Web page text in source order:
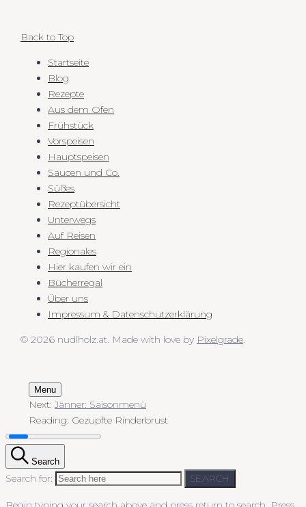
Back to Top
Startseite
Blog
Rezepte
Aus dem Ofen
Frühstück
Vorspeisen
Hauptspeisen
Saucen und Co.
Süßes
Rezeptübersicht
Unterwegs
Auf Reisen
Regionales
Hier kaufen wir ein
Bücherregal
Über uns
Impressum & Datenschutzerklärung
© 2026 nudlholz.at. Made with love by Pixelgrade.
Menu
Next: Jänner: Saisonmenü
Reading: Gezupfte Rinderbrust
Search
Search for: SEARCH